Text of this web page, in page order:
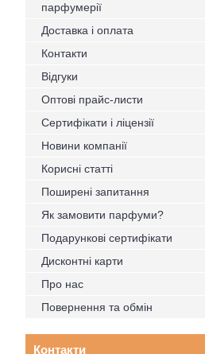
парфумерії
Доставка і оплата
Контакти
Відгуки
Оптові прайс-листи
Сертифікати і ліцензії
Новини компанії
Корисні статті
Поширені запитання
Як замовити парфуми?
Подарункові сертифікати
Дисконтні карти
Про нас
Повернення та обмін
Контакти